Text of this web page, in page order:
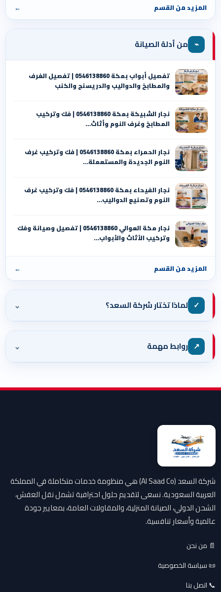
المزيد من القسم ←
⌁ من أدلة الصيانة
تفصيل أبواب بمكة 0546138860 | تفصيل الغرف
والمطابخ والدواليب والدريسنج والكنب
نجار الشبيكة بمكة 0546138860⁩ | فك وتركيب
المطابخ وغرف النوم وأثاث…
نجار الحمراء بمكة 0546138860⁩ | فك وتركيب غرف
النوم الجديدة والمستعملة…
نجار الفيحاء بمكة 0546138860⁩ | فك وتركيب غرف
النوم وتصنيع الدواليب…
نجار مكة العوالي 0546138860⁩ | تفصيل وصيانة وفك
وتركيب الأثاث والأبواب…
المزيد من القسم ←
✓ لماذا تختار شركة السعد؟ ⌄
↗ روابط مهمة ⌄
شركة السعد (Al Saad Co) هي منظومة خدمات متكاملة في المملكة
العربية السعودية. نسعى لتقديم حلول احترافية تشمل نقل العفش،
الشحن الدولي، الصيانة المنزلية، والمقاولات العامة، بمعايير جودة
عالمية وأسعار تنافسية.
📄 من نحن
📜 سياسة الخصوصية
📞 اتصل بنا